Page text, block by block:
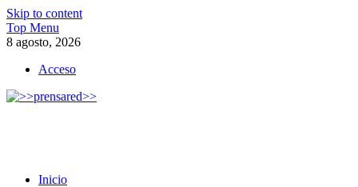
Skip to content
Top Menu
8 agosto, 2026
Acceso
Inicio